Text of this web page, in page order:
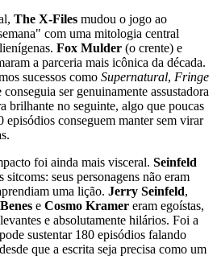
The X-Files mudou o jogo ao
com uma mitologia central
Fox Mulder (o crente) e
a parceria mais icônica da década.
sucessos como Supernatural, Fringe
conseguia ser genuinamente assustadora
brilhante no seguinte, algo que poucas
episódios conseguem manter sem virar
foi ainda mais visceral. Seinfeld
seus personagens não eram
uma lição. Jerry Seinfeld,
e Cosmo Kramer eram egoístas,
e absolutamente hilários. Foi a
sustentar 180 episódios falando
que a escrita seja precisa como um